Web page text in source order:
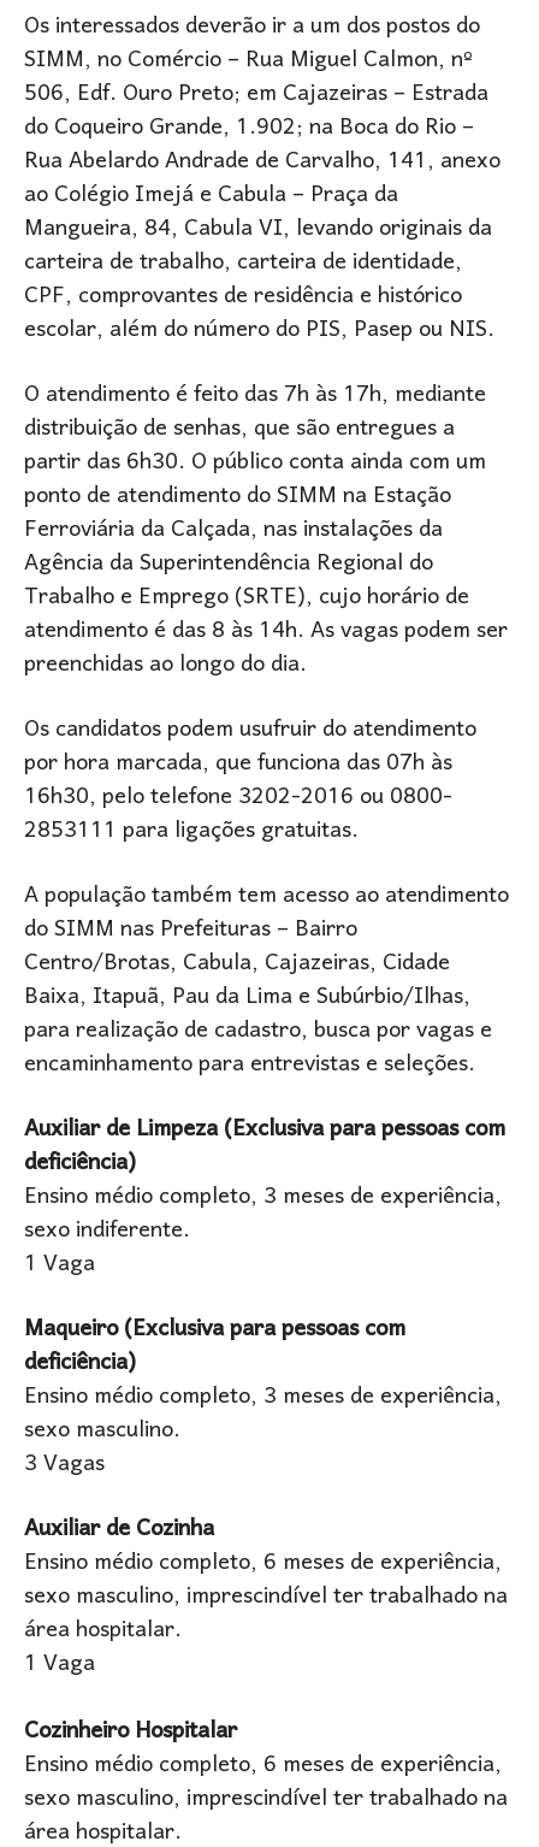
Os interessados deverão ir a um dos postos do
SIMM, no Comércio – Rua Miguel Calmon, nº
506, Edf. Ouro Preto; em Cajazeiras – Estrada
do Coqueiro Grande, 1.902; na Boca do Rio –
Rua Abelardo Andrade de Carvalho, 141, anexo
ao Colégio Imejá e Cabula – Praça da
Mangueira, 84, Cabula VI, levando originais da
carteira de trabalho, carteira de identidade,
CPF, comprovantes de residência e histórico
escolar, além do número do PIS, Pasep ou NIS.
O atendimento é feito das 7h às 17h, mediante
distribuição de senhas, que são entregues a
partir das 6h30. O público conta ainda com um
ponto de atendimento do SIMM na Estação
Ferroviária da Calçada, nas instalações da
Agência da Superintendência Regional do
Trabalho e Emprego (SRTE), cujo horário de
atendimento é das 8 às 14h. As vagas podem ser
preenchidas ao longo do dia.
Os candidatos podem usufruir do atendimento
por hora marcada, que funciona das 07h às
16h30, pelo telefone 3202-2016 ou 0800-
2853111 para ligações gratuitas.
A população também tem acesso ao atendimento
do SIMM nas Prefeituras – Bairro
Centro/Brotas, Cabula, Cajazeiras, Cidade
Baixa, Itapuã, Pau da Lima e Subúrbio/Ilhas,
para realização de cadastro, busca por vagas e
encaminhamento para entrevistas e seleções.
Auxiliar de Limpeza (Exclusiva para pessoas com
deficiência)
Ensino médio completo, 3 meses de experiência,
sexo indiferente.
1 Vaga
Maqueiro (Exclusiva para pessoas com
deficiência)
Ensino médio completo, 3 meses de experiência,
sexo masculino.
3 Vagas
Auxiliar de Cozinha
Ensino médio completo, 6 meses de experiência,
sexo masculino, imprescindível ter trabalhado na
área hospitalar.
1 Vaga
Cozinheiro Hospitalar
Ensino médio completo, 6 meses de experiência,
sexo masculino, imprescindível ter trabalhado na
área hospitalar.